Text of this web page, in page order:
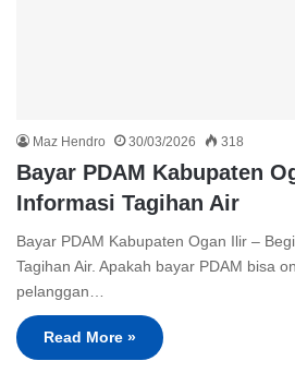
Maz Hendro 30/03/2026 318
Bayar PDAM Kabupaten
Informasi Tagihan Air
Bayar PDAM Kabupaten Ogan Ilir –
Tagihan Air. Apakah bayar PDAM bisa
pelanggan…
Read More »